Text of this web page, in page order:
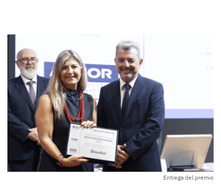
Entrega del premio